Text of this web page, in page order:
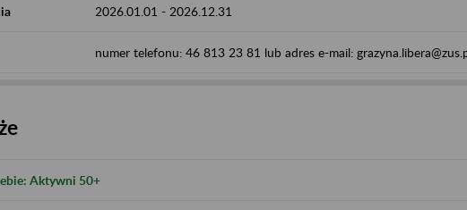
2026.01.01 - 2026.12.31
numer telefonu: 46 813 23 81 lub adres e-mail:
Aktywni 50+